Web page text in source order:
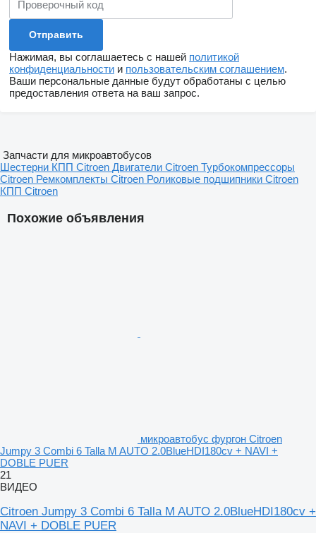
Нажимая, вы соглашаетесь с нашей политикой
конфиденциальности и пользовательским соглашением.
Ваши персональные данные будут обработаны с целью
предоставления ответа на ваш запрос.
Похожие объявления
микроавтобус фургон Citroen
Jumpy 3 Combi 6 Talla M AUTO 2.0BlueHDI180cv + NAVI +
DOBLE PUER
21
ВИДЕО
Citroen Jumpy 3 Combi 6 Talla M AUTO 2.0BlueHDI180cv +
NAVI + DOBLE PUER
Запчасти для микроавтобусов
Шестерни КПП Citroen Двигатели Citroen Турбокомпрессоры
Citroen Ремкомплекты Citroen Роликовые подшипники Citroen
КПП Citroen